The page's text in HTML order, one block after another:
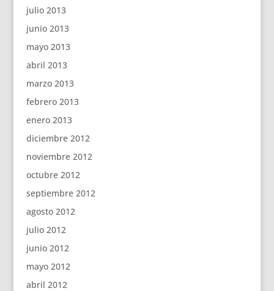
julio 2013
junio 2013
mayo 2013
abril 2013
marzo 2013
febrero 2013
enero 2013
diciembre 2012
noviembre 2012
octubre 2012
septiembre 2012
agosto 2012
julio 2012
junio 2012
mayo 2012
abril 2012